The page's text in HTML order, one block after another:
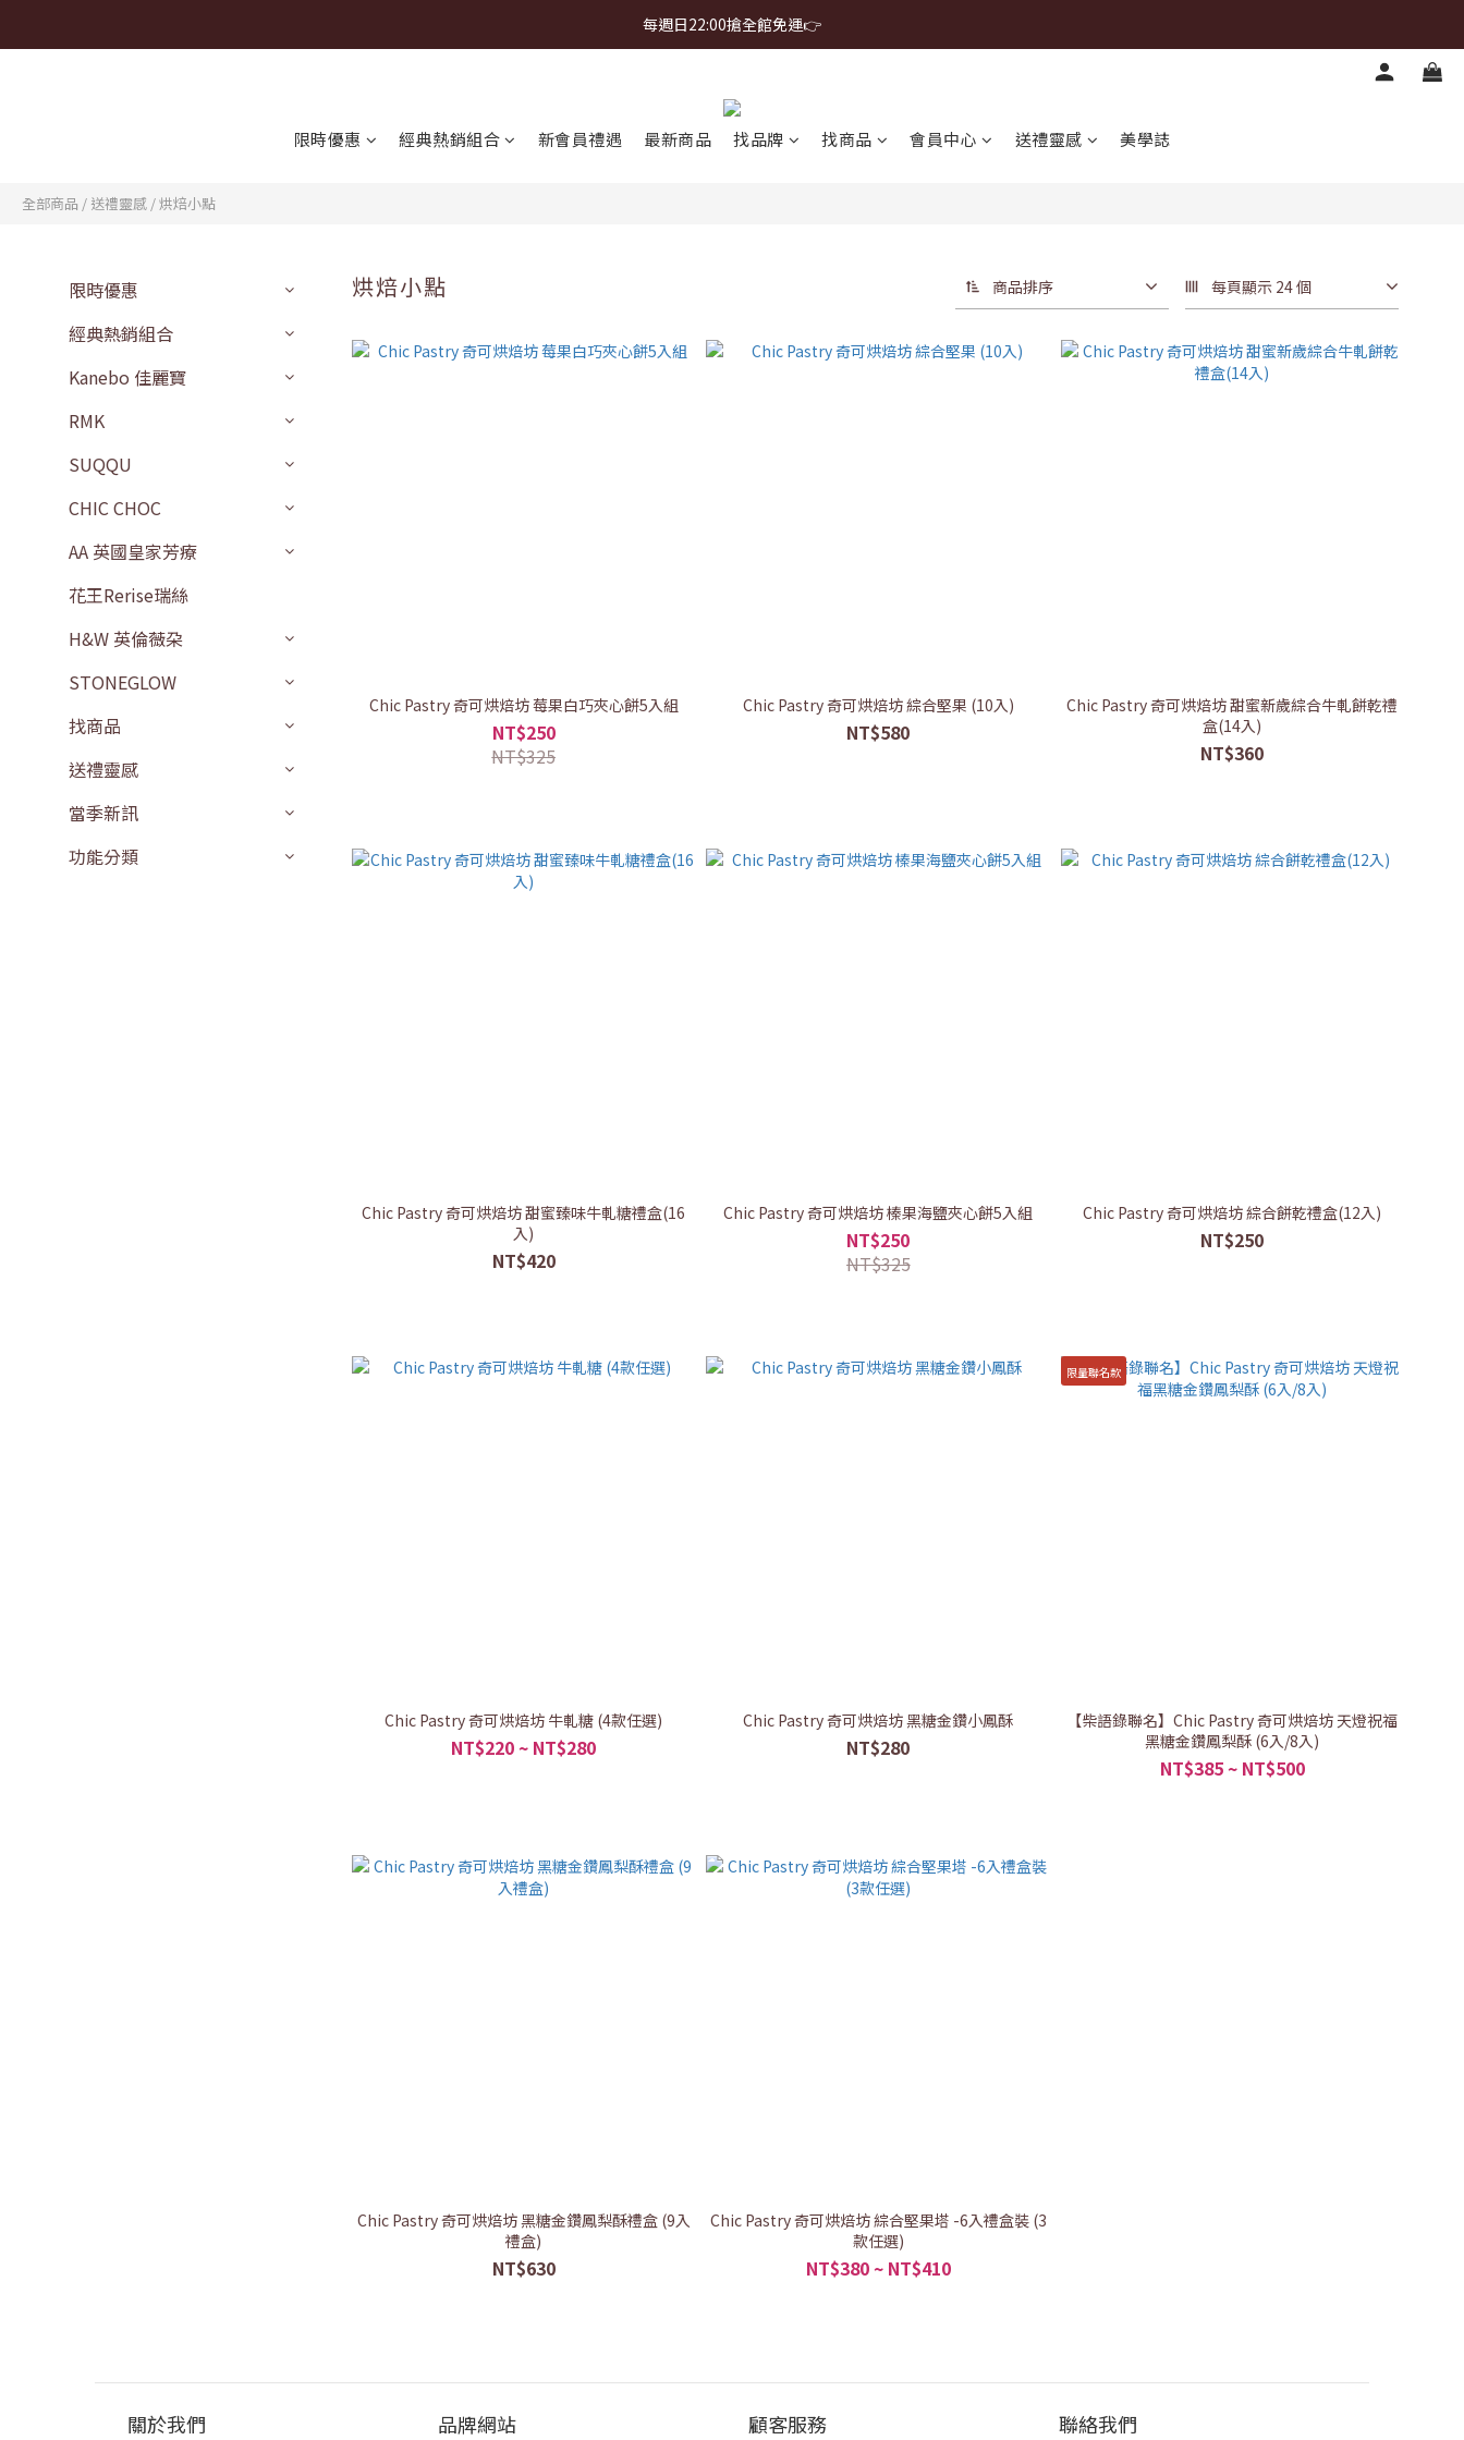
首購免運 $499 起 ＋ 加 LINE 領 $300 折價券 ➤
每週日22:00搶全館免運👉
限時優惠 經典熱銷組合 新會員禮遇 最新商品 找品牌 找商品 會員中心 送禮靈感 美學誌
全部商品 / 送禮靈感 /烘焙小點
限時優惠
經典熱銷組合
Kanebo 佳麗寶
RMK
SUQQU
CHIC CHOC
AA 英國皇家芳療
花王Rerise瑞絲
H&W 英倫薇朶
STONEGLOW
找商品
送禮靈感
當季新訊
功能分類
烘焙小點 商品排序 每頁顯示 24 個
Chic Pastry 奇可烘焙坊 莓果白巧夾心餅5入組
NT$250
NT$325
Chic Pastry 奇可烘焙坊 綜合堅果 (10入)
NT$580
Chic Pastry 奇可烘焙坊 甜蜜新歲綜合牛軋餅乾禮
盒(14入)
NT$360
Chic Pastry 奇可烘焙坊 甜蜜臻味牛軋糖禮盒(16
入)
NT$420
Chic Pastry 奇可烘焙坊 榛果海鹽夾心餅5入組
NT$250
NT$325
Chic Pastry 奇可烘焙坊 綜合餅乾禮盒(12入)
NT$250
Chic Pastry 奇可烘焙坊 牛軋糖 (4款任選)
NT$220 ~ NT$280
Chic Pastry 奇可烘焙坊 黑糖金鑽小鳳酥
NT$280
限量聯名款
【柴語錄聯名】Chic Pastry 奇可烘焙坊 天燈祝福
黑糖金鑽鳳梨酥 (6入/8入)
NT$385 ~ NT$500
Chic Pastry 奇可烘焙坊 黑糖金鑽鳳梨酥禮盒 (9入
禮盒)
NT$630
Chic Pastry 奇可烘焙坊 綜合堅果塔 -6入禮盒裝 (3
款任選)
NT$380 ~ NT$410
關於我們 品牌網站 顧客服務 聯絡我們